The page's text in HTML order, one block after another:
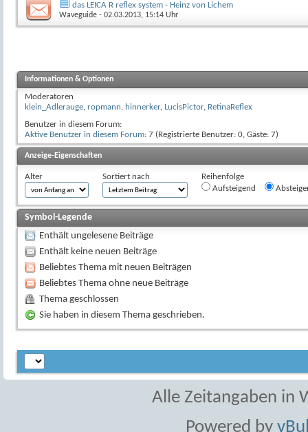
das LEICA R reflex system - Heinz von Lichem
Waveguide - 02.03.2013, 15:14 Uhr
Informationen & Optionen
Moderatoren
klein_Adlerauge, ropmann, hinnerker, LucisPictor, RetinaReflex
Benutzer in diesem Forum:
Aktive Benutzer in diesem Forum: 7 (Registrierte Benutzer: 0, Gäste: 7)
Anzeige-Eigenschaften
Alter Sortiert nach
Reihenfolge
Aufsteigend
Symbol-Legende
Enthält ungelesene Beiträge
Enthält keine neuen Beiträge
Beliebtes Thema mit neuen Beiträgen
Beliebtes Thema ohne neue Beiträge
Thema geschlossen
Sie haben in diesem Thema geschrieben.
Alle Zeitangaben in
Powered by